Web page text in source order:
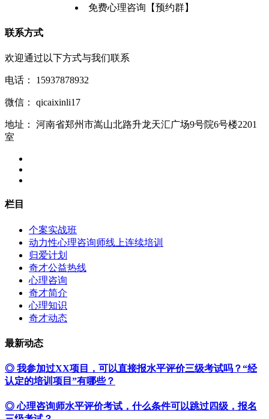
免费心理咨询【预约群】
联系方式
欢迎通过以下方式与我们联系
电话： 15937878932
微信： qicaixinli17
地址：
河南省郑州市嵩山北路升龙天汇广场9号院6号楼2201
室
栏目
个案实战班
动力性心理咨询师线上连续培训
归爱计划
奇才公益热线
心理咨询
奇才简介
心理知识
奇才动态
最新动态
◎ 我参加过XX项目，可以直接报水平评价三级考试吗？“经
认定的培训项目”有哪些？
◎ 心理咨询师水平评价考试，什么条件可以跳过四级，报名